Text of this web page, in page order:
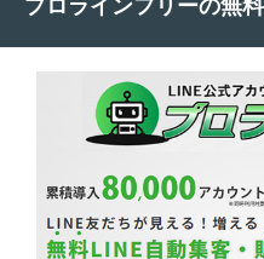
プロラインフリーの無